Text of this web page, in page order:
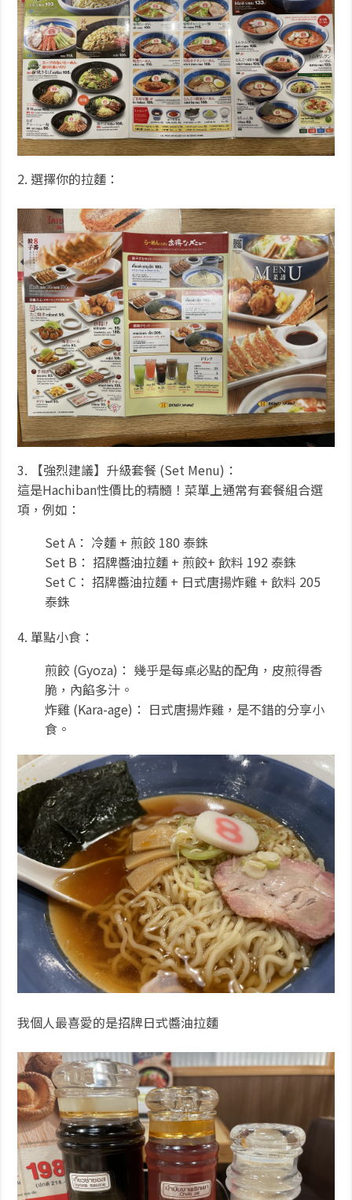
2. 選擇你的拉麵：
3. 【強烈建議】升級套餐 (Set Menu)：
這是Hachiban性價比的精髓！菜單上通常有套餐組合選
項，例如：
Set A： 冷麵 + 煎餃 180 泰銖
Set B： 招牌醬油拉麵 + 煎餃+ 飲料 192 泰銖
Set C： 招牌醬油拉麵 + 日式唐揚炸雞 + 飲料 205
泰銖
4. 單點小食：
煎餃 (Gyoza)： 幾乎是每桌必點的配角，皮煎得香
脆，內餡多汁。
炸雞 (Kara-age)： 日式唐揚炸雞，是不錯的分享小
食。
我個人最喜愛的是招牌日式醬油拉麵